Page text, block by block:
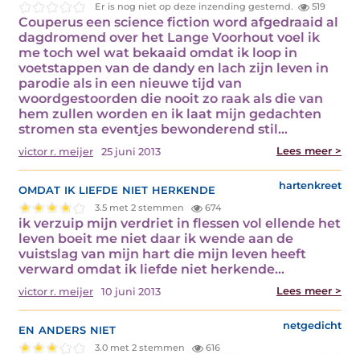
Er is nog niet op deze inzending gestemd. 519
Couperus een science fiction word afgedraaid al
dagdromend over het Lange Voorhout voel ik
me toch wel wat bekaaid omdat ik loop in
voetstappen van de dandy en lach zijn leven in
parodie als in een nieuwe tijd van
woordgestoorden die nooit zo raak als die van
hem zullen worden en ik laat mijn gedachten
stromen sta eventjes bewonderend stil…
victor r. meijer 25 juni 2013 Lees meer >
omdat ik liefde niet herkende hartenkreet
3.5 met 2 stemmen 674
ik verzuip mijn verdriet in flessen vol ellende het
leven boeit me niet daar ik wende aan de
vuistslag van mijn hart die mijn leven heeft
verward omdat ik liefde niet herkende…
victor r. meijer 10 juni 2013 Lees meer >
en anders niet netgedicht
3.0 met 2 stemmen 616